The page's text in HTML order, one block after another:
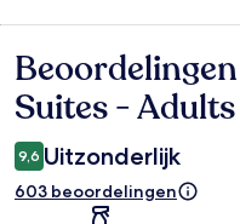
Beoordelingen
Suites -
9,6 Uitzonderlijk
603 beoordelingen